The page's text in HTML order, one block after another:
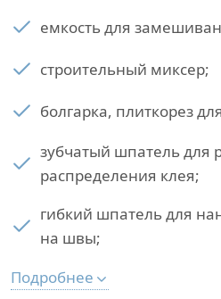
емкость для
строительный миксер;
болгарка, плиткорез
зубчатый шпатель для
распределения клея;
гибкий шпатель для
на швы;
Подробнее